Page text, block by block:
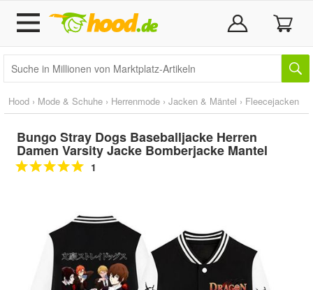
Hood › Mode & Schuhe › Herrenmode › Jacken & Mäntel › Fleecejacken
Bungo Stray Dogs Baseballjacke Herren
Damen Varsity Jacke Bomberjacke Mantel
1